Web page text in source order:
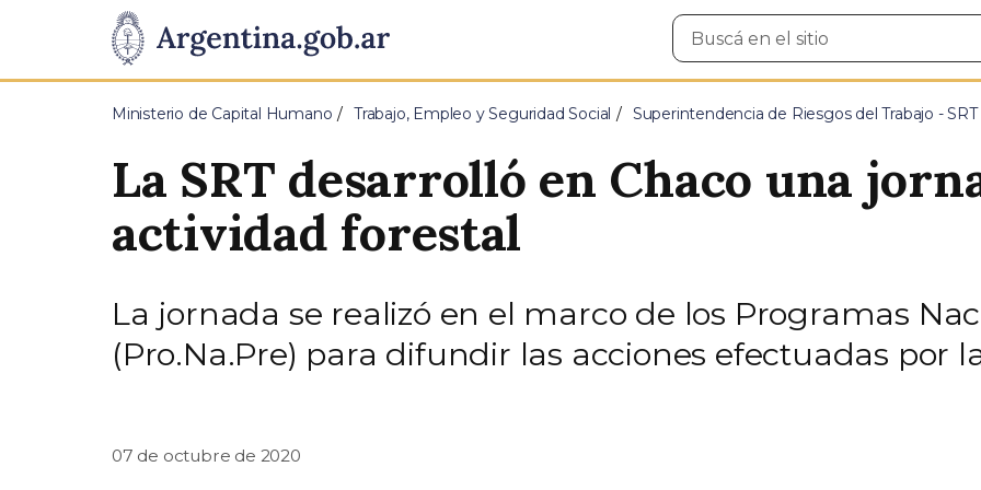
Presidencia
de
Pasar al contenido principal
Buscar
en
Ministerio de Capital Humano Trabajo, Empleo y Seguridad Social Superintendencia de Riesgos del Trabajo - SRT
La SRT desarrolló en Chaco una
actividad forestal
La jornada se realizó en el marco de los Programas
(Pro.Na.Pre) para difundir las acciones efectuadas por
07 de octubre de 2020